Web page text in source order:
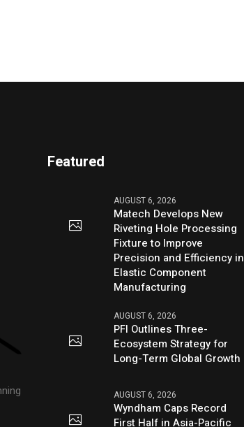
Featured
AUGUST 6, 2026
Matech Develops New
Riveting Hole Processing
Fixture to Improve
Precision and Efficiency in
Elastic Component
Manufacturing
AUGUST 6, 2026
PFI Outlines Three-
Ecosystem Strategy for
Long-Term Global Growth
AUGUST 6, 2026
Wyndham Caps Record
First Half in Asia-Pacific